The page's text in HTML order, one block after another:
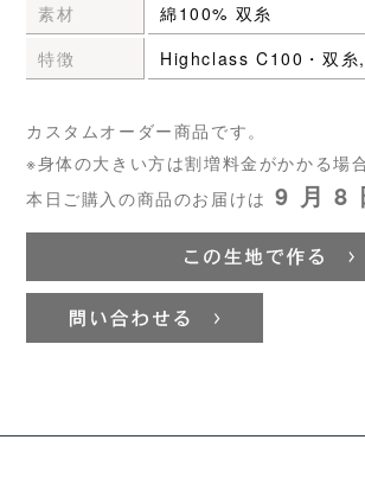
素材
綿100% 双糸
特徴
Highclass C100・双糸
カスタムオーダー商品です。
※身体の大きい方は割増料金がかかる場
本日ご購入の商品のお届けは 9 月 8